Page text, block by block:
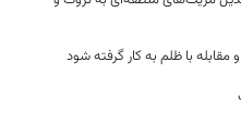
با ظلم به کار گرفته شود